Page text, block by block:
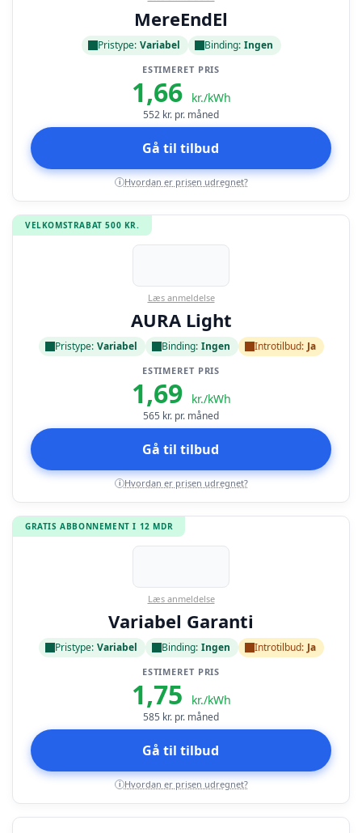
MereEndEl
Pristype: Variabel Binding: Ingen
ESTIMERET PRIS
1,66 kr./kWh
552 kr. pr. måned
Gå til tilbud
i Hvordan er prisen udregnet?
VELKOMSTRABAT 500 KR.
Læs anmeldelse
AURA Light
Pristype: Variabel Binding: Ingen Introtilbud: Ja
ESTIMERET PRIS
1,69 kr./kWh
565 kr. pr. måned
Gå til tilbud
i Hvordan er prisen udregnet?
GRATIS ABBONNEMENT I 12 MDR
Læs anmeldelse
Variabel Garanti
Pristype: Variabel Binding: Ingen Introtilbud: Ja
ESTIMERET PRIS
1,75 kr./kWh
585 kr. pr. måned
Gå til tilbud
i Hvordan er prisen udregnet?